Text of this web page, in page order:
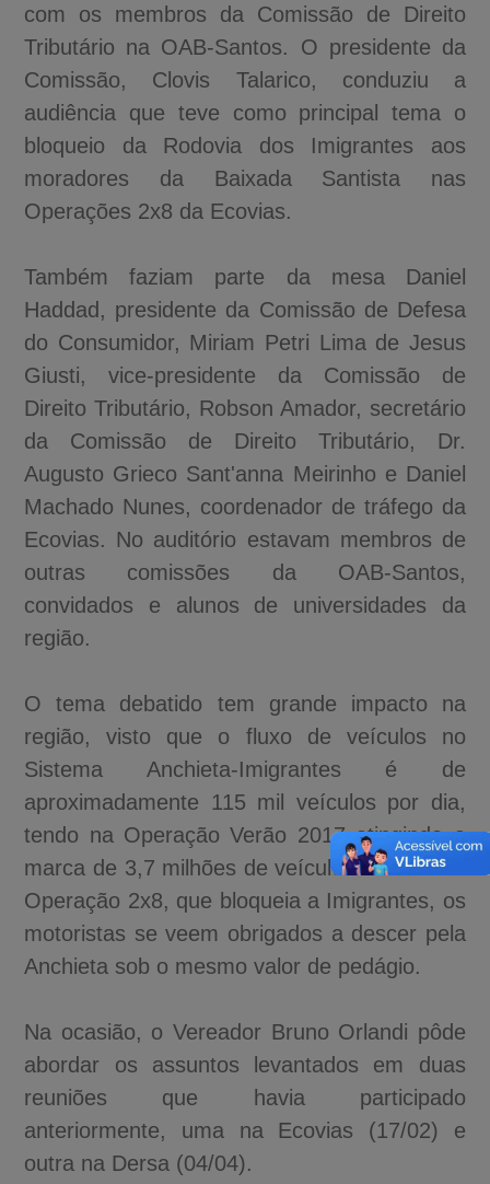
com os membros da Comissão de Direito
Tributário na OAB-Santos. O presidente da
Comissão, Clovis Talarico, conduziu a
audiência que teve como principal tema o
bloqueio da Rodovia dos Imigrantes aos
moradores da Baixada Santista nas
Operações 2x8 da Ecovias.
Também faziam parte da mesa Daniel
Haddad, presidente da Comissão de Defesa
do Consumidor, Miriam Petri Lima de Jesus
Giusti, vice-presidente da Comissão de
Direito Tributário, Robson Amador, secretário
da Comissão de Direito Tributário, Dr.
Augusto Grieco Sant'anna Meirinho e Daniel
Machado Nunes, coordenador de tráfego da
Ecovias. No auditório estavam membros de
outras comissões da OAB-Santos,
convidados e alunos de universidades da
região.
O tema debatido tem grande impacto na
região, visto que o fluxo de veículos no
Sistema Anchieta-Imigrantes é de
aproximadamente 115 mil veículos por dia,
tendo na Operação Verão 2017 atingindo a
marca de 3,7 milhões de veículos. Durante a
Operação 2x8, que bloqueia a Imigrantes, os
motoristas se veem obrigados a descer pela
Anchieta sob o mesmo valor de pedágio.
Na ocasião, o Vereador Bruno Orlandi pôde
abordar os assuntos levantados em duas
reuniões que havia participado
anteriormente, uma na Ecovias (17/02) e
outra na Dersa (04/04).